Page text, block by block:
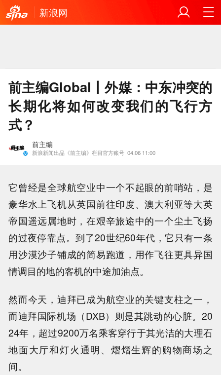
新浪网
前主编Global丨外媒：中东冲突的
长期化将如何改变我们的飞行方
式？
前主编
新浪新闻出品《前主编》栏目官方账号 04.06 11:00
它曾经是全球航空业中一个不起眼的前哨站，是
豪华水上飞机从英国前往印度、澳大利亚等大英
帝国遥远属地时，在艰辛旅途中的一个尘土飞扬
的过夜停靠点。到了20世纪60年代，它只有一条
用沙漠沙子铺成的简易跑道，用作飞往更具异国
情调目的地的客机的中途加油点。
然而今天，迪拜已成为航空业的关键支柱之一，
而迪拜国际机场（DXB）则是其跳动的心脏。20
24年，超过9200万名乘客穿行于其光洁的大理石
地面大厅和灯火通明、熠熠生辉的购物商场之
间。